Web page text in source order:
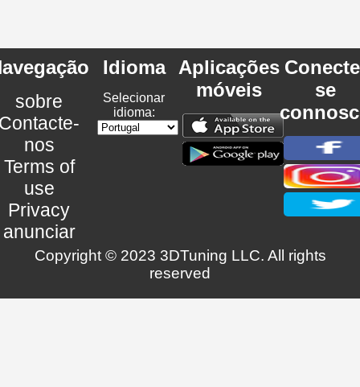
sobre
nos
Terms of
use
Privacy
anunciar
Idioma
Selecionar
idioma:
Aplicações
móveis
se
Copyright © 2023 3DTuning LLC. All rights
reserved